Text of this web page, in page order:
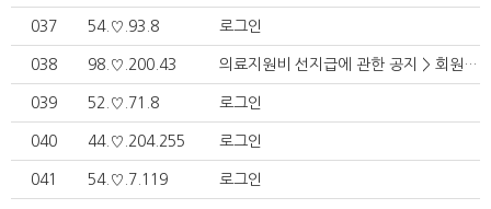
037 54.♡.93.8 로그인
038 98.♡.200.43 의료지원비 선지급에 관한 공지 > 회원알림정보
039 52.♡.71.8 로그인
040 44.♡.204.255 로그인
041 54.♡.7.119 로그인